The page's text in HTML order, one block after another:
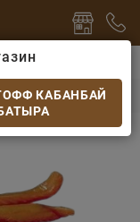
Форель вяленая
КАБАНБАЙ